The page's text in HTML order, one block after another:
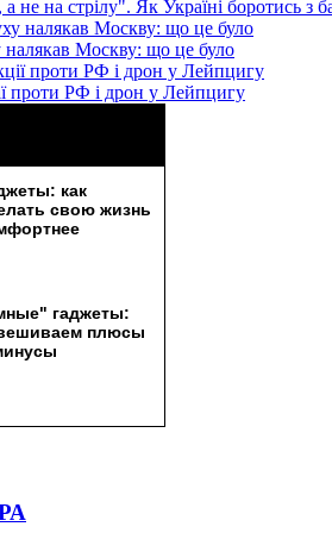
не на стрілу". Як Україні боротись з
налякав Москву: що це було
проти РФ і дрон у Лейпцигу